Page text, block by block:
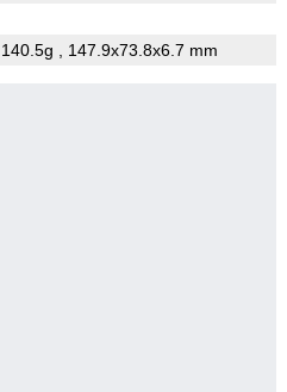
, 147.9x73.8x6.7 mm